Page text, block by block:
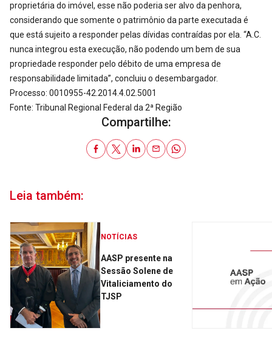
proprietária do imóvel, esse não poderia ser alvo da penhora,
considerando que somente o patrimônio da parte executada é
que está sujeito a responder pelas dívidas contraídas por ela. “A.C.
nunca integrou esta execução, não podendo um bem de sua
propriedade responder pelo débito de uma empresa de
responsabilidade limitada”, concluiu o desembargador.
Processo: 0010955-42.2014.4.02.5001
Fonte: Tribunal Regional Federal da 2ª Região
Compartilhe:
Leia também:
NOTÍCIAS
AASP presente na
Sessão Solene de
Vitaliciamento do
TJSP